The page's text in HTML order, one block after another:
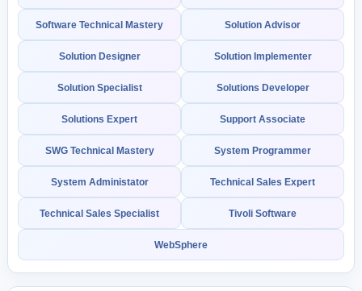
Software Technical Mastery Solution Advisor
Solution Designer Solution Implementer
Solution Specialist Solutions Developer
Solutions Expert Support Associate
SWG Technical Mastery System Programmer
System Administator Technical Sales Expert
Technical Sales Specialist Tivoli Software
WebSphere